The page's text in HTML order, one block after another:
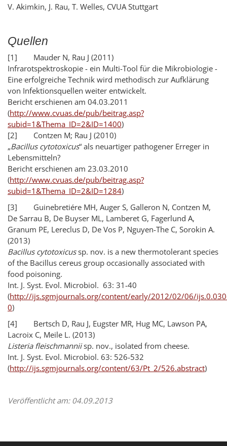
V. Akimkin, J. Rau, T. Welles, CVUA Stuttgart
Quellen
[1] Mauder N, Rau J (2011)
Infrarotspektroskopie - ein Multi-Tool für die Mikrobiologie -
Eine erfolgreiche Technik wird methodisch zur Aufklärung
von Infektionsquellen weiter entwickelt.
Bericht erschienen am 04.03.2011
(http://www.cvuas.de/pub/beitrag.asp?
subid=1&Thema_ID=2&ID=1400)
[2] Contzen M; Rau J (2010)
„Bacillus cytotoxicus“ als neuartiger pathogener Erreger in
Lebensmitteln?
Bericht erschienen am 23.03.2010
(http://www.cvuas.de/pub/beitrag.asp?
subid=1&Thema_ID=2&ID=1284)
[3] Guinebretiére MH, Auger S, Galleron N, Contzen M,
De Sarrau B, De Buyser ML, Lamberet G, Fagerlund A,
Granum PE, Lereclus D, De Vos P, Nguyen-The C, Sorokin A.
(2013)
Bacillus cytotoxicussp. nov. is a new thermotolerant species
of the Bacillus cereus group occasionally associated with
food poisoning.
Int. J. Syst. Evol. Microbiol. 63: 31-40
(http://ijs.sgmjournals.org/content/early/2012/02/06/
0)
[4] Bertsch D, Rau J, Eugster MR, Hug MC, Lawson PA,
Lacroix C, Meile L. (2013)
Listeria fleischmanniisp. nov., isolated from cheese.
Int. J. Syst. Evol. Microbiol. 63: 526-532
(http://ijs.sgmjournals.org/content/63/Pt_2/526.abstract)
Veröffentlicht am: 04.09.2013